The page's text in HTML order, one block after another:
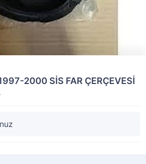
2000 SİS FAR ÇERÇEVESİ